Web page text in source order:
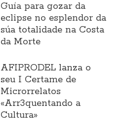
Guía para gozar da
eclipse no esplendor da
súa totalidade na Costa
da Morte
AFIPRODEL lanza o
seu I Certame de
Microrrelatos
«Arr3quentando a
Cultura»